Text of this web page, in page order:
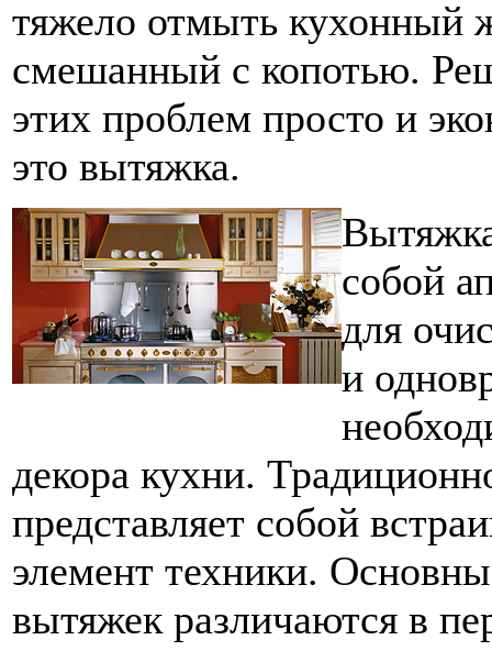
тяжело отмыть кухонный
смешанный с копотью.
этих проблем просто и
это вытяжка.
собой
для
и
декора кухни.
представляет собой
элемент техники.
вытяжек различаются в